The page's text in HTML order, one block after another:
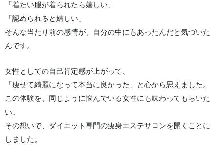
「着たい服が着られたら嬉しい」
「認められると嬉しい」
そんな当たり前の感情が、自分の中にもあったんだと気づいた
んです。
女性としての自己肯定感が上がって、
「痩せて綺麗になって本当に良かった」と心から思えました。
この体験を、同じように悩んでいる女性にも味わってもらいた
い。
その想いで、ダイエット専門の痩身エステサロンを開くことに
しました。